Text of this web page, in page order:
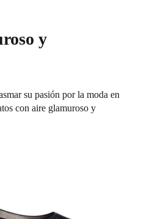
y
su pasión por la moda en
con aire glamuroso y